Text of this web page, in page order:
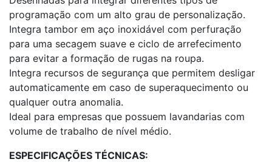
programação com um alto grau de personalização.
Integra tambor em aço inoxidável com perfuração
para uma secagem suave e ciclo de arrefecimento
para evitar a formação de rugas na roupa.
Integra recursos de segurança que permitem desligar
automaticamente em caso de superaquecimento ou
qualquer outra anomalia.
Ideal para empresas que possuem lavandarias com
volume de trabalho de nível médio.
ESPECIFICAÇÕES TÉCNICAS: